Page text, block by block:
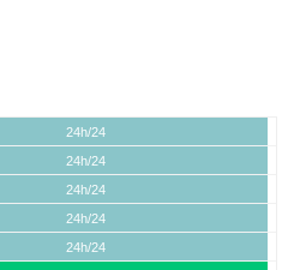
24h/24
24h/24
24h/24
24h/24
24h/24